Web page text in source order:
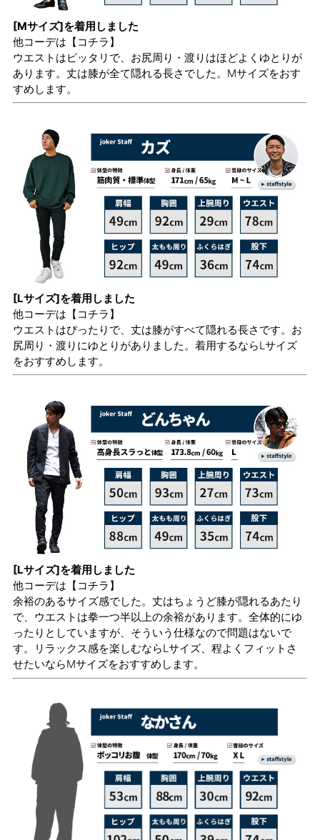
[Mサイズ]を着用しました
他コーデは 【コチラ】
ウエストはピッタリで、お尻周り・渡りはほどよくゆとりが
あります。丈は膝が全て隠れる長さでした。Mサイズをおす
すめします。
[Lサイズ]を着用しました
他コーデは 【コチラ】
ウエストはぴったりで、丈は膝がすべて隠れる長さです。お
尻周り・渡りにゆとりがありました。着用するならLサイズ
をおすすめします。
[Lサイズ]を着用しました
他コーデは 【コチラ】
余裕のあるサイズ感でした。丈はちょうど膝が隠れるあたり
で、ウエストは拳一つ半以上の余裕があります。全体的にゆ
ったりとしていますが、そういう仕様なので問題はないで
す。リラックス感を楽しむならLサイズ、程よくフィットさ
せたいならMサイズをおすすめします。